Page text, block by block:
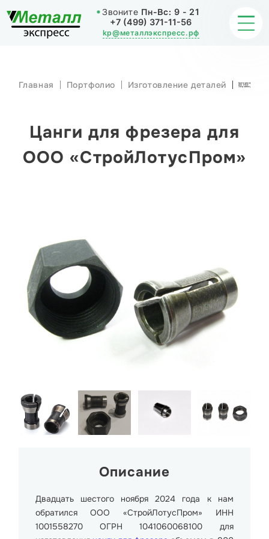
Звоните Пн-Вс: 9 - 21
+7 (499) 371-11-56
kp@металлэкспресс.рф
ОБРАБОТКА МЕТАЛЛА
ИЗДЕЛИЯ
НАШИ РАБОТЫ
КОНТАКТЫ
Главная Портфолио Изготовление деталей Цанги для фрезера
для ООО
«СтройЛотусПром»
Цанги для фрезера для
ООО «СтройЛотусПром»
Описание
Двадцать шестого ноября 2024 года к нам
обратился ООО «СтройЛотусПром» ИНН
1001558270 ОГРН 1041060068100 для